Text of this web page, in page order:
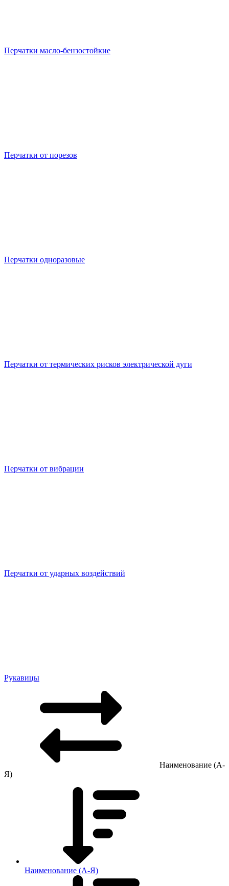
Перчатки масло-бензостойкие
Перчатки от порезов
Перчатки одноразовые
Перчатки от термических рисков электрической дуги
Перчатки от вибрации
Перчатки от ударных воздействий
Рукавицы
Наименование (А-
Я)
Наименование (А-Я)